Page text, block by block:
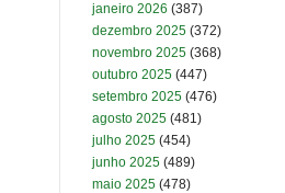
janeiro 2026 (387)
dezembro 2025 (372)
novembro 2025 (368)
outubro 2025 (447)
setembro 2025 (476)
agosto 2025 (481)
julho 2025 (454)
junho 2025 (489)
maio 2025 (478)